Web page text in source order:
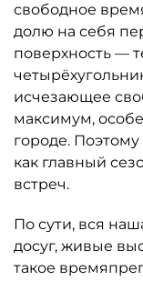
свободное
долю на себя
поверхность —
исчезающее
максимум,
городе.
как главный
встреч.
По сути, вся
досуг, живые
такое